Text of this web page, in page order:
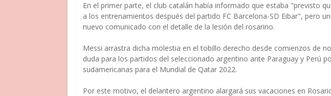
En el primer parte, el club catalán había informado que estaba "previsto
a los entrenamientos después del partido FC Barcelona-SD Eibar", pero
nuevo comunicado con el detalle de la lesión del rosarino.
Messi arrastra dicha molestia en el tobillo derecho desde comienzos de
duda para los partidos del seleccionado argentino ante Paraguay y Perú
sudamericanas para el Mundial de Qatar 2022.
Por este motivo, el delantero argentino alargará sus vacaciones en